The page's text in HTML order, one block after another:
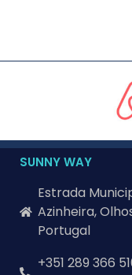
SUNNY WAY
Estrada
Azinheira,
Portugal
+351 289 366